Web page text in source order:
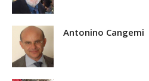
Antonino Cangemi